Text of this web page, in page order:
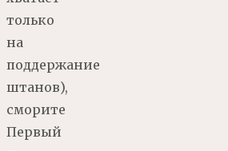
только
на
поддержание
штанов),
сморите
Первый